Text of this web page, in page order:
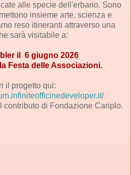
alle specie dell'erbario. Sono
insieme arte, scienza e
reso itineranti attraverso una
sarà visitabile a:
il  6 giugno 2026
Festa delle Associazioni.
il progetto qui:
contributo di Fondazione Cariplo.